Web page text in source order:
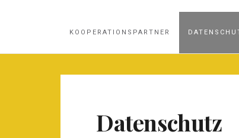
KOOPERATIONSPARTNER
Datenschutz